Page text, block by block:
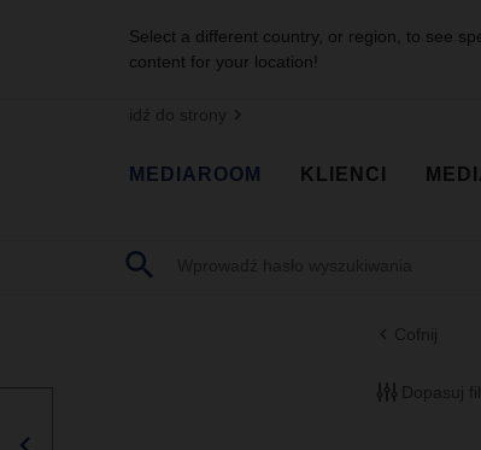
Select a different country, or region, to see
content for your location!
idź do strony
MEDIAROOM KLIENCI
Cofnij
Dopasuj